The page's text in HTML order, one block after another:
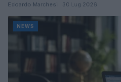
Edoardo Marchesi · 30 Lug 2026
NEWS